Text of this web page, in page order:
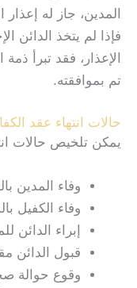
المدين، جاز له
فإذا لم يتخذ الدائن
الإعذار، فقد تبرأ
تم بموافقته.
حالات انتهاء عقد
يمكن تلخيص حالات
وفاء المدين
وفاء الكفيل
إبراء الدائن
قبول الدائن
وقوع حوالة